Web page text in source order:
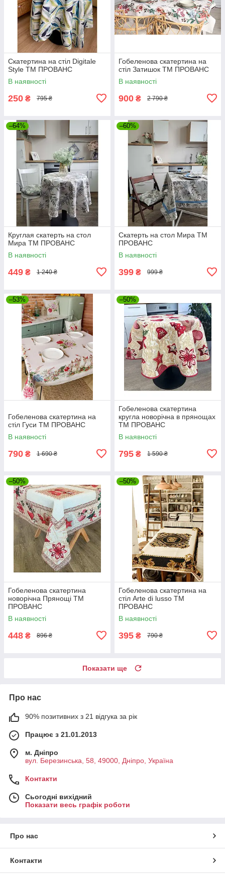
Скатертина на стіл Digitale
Style ТМ ПРОВАНС
В наявності
250 ₴ 795 ₴
Гобеленова скатертина на
стiл Затишок ТМ ПРОВАНС
В наявності
900 ₴ 2 790 ₴
–64%
Круглая скатерть на стол
Мира ТМ ПРОВАНС
В наявності
449 ₴ 1 240 ₴
–60%
Скатерть на стол Мира ТМ
ПРОВАНС
В наявності
399 ₴ 999 ₴
–53%
Гобеленова скатертина на
стіл Гуси ТМ ПРОВАНС
В наявності
790 ₴ 1 690 ₴
–50%
Гобеленова скатертина
кругла новорiчна в прянощах
ТМ ПРОВАНС
В наявності
795 ₴ 1 590 ₴
–50%
Гобеленова скатертина
новорiчна Прянощi ТМ
ПРОВАНС
В наявності
448 ₴ 896 ₴
–50%
Гобеленова скатертина на
стiл Arte di lusso ТМ
ПРОВАНС
В наявності
395 ₴ 790 ₴
Показати ще
Про нас
90% позитивних з 21 відгука за рік
Працює з 21.01.2013
м. Дніпро
вул. Березинська, 58, 49000, Дніпро, Україна
Контакти
Сьогодні вихідний
Показати весь графік роботи
Про нас
Контакти